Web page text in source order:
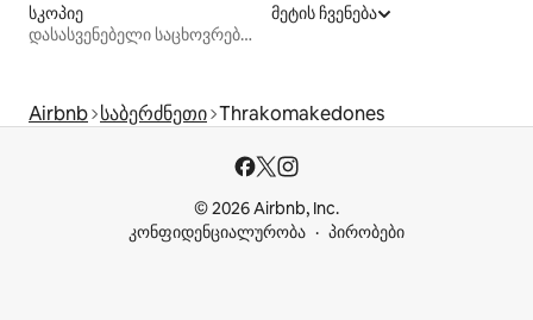
სკოპიე
დასასვენებელი საცხოვრებლები
მეტის ჩვენება
Airbnb საბერძნეთი Thrakomakedones
© 2026 Airbnb, Inc.
კონფიდენციალურობა
პირობები